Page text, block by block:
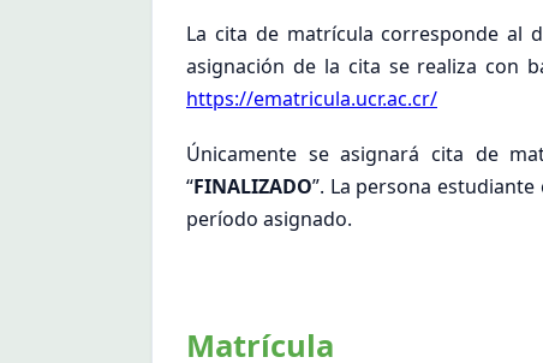
La cita de matrícula corresponde al
asignación de la cita se realiza con
https://ematricula.ucr.ac.cr/
Únicamente se asignará cita de
“FINALIZADO”. La persona
período asignado.
Matrícula